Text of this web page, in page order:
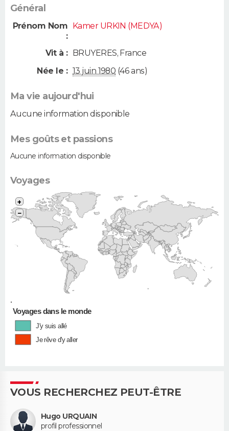
Général
Prénom Nom
:
Kamer URKIN (MEDYA)
Vit à : BRUYERES, France
Née le : 13 juin 1980 (46 ans)
Ma vie aujourd'hui
Aucune information disponible
Mes goûts et passions
Aucune information disponible
Voyages
•
+
−
Voyages dans le monde
J'y suis allé
Je rêve d'y aller
VOUS RECHERCHEZ PEUT-ÊTRE
Hugo URQUAIN
profil professionnel